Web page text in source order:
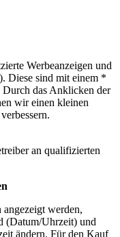
Werbeanzeigen und
Diese sind mit einem *
das Anklicken der
wir einen kleinen
an qualifizierten
werden,
(Datum/Uhrzeit) und
ändern. Für den Kauf